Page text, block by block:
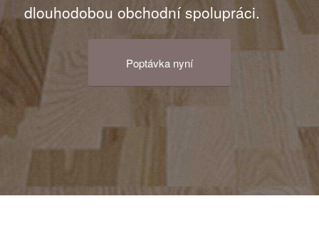
dlouhodobou obchodní spolupráci.
Poptávka nyní